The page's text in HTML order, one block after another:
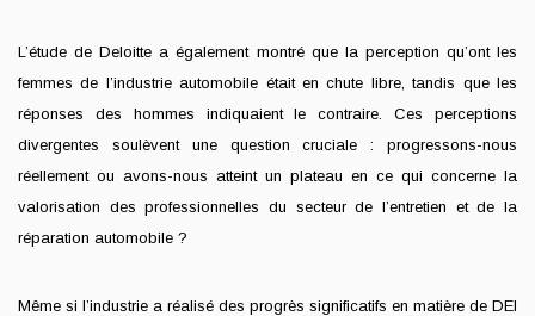
L’étude de Deloitte a également montré que la perception qu’ont les
femmes de l’industrie automobile était en chute libre, tandis que les
réponses des hommes indiquaient le contraire. Ces perceptions
divergentes soulèvent une question cruciale : progressons-nous
réellement ou avons-nous atteint un plateau en ce qui concerne la
valorisation des professionnelles du secteur de l’entretien et de la
réparation automobile ?
Même si l’industrie a réalisé des progrès significatifs en matière de DEI